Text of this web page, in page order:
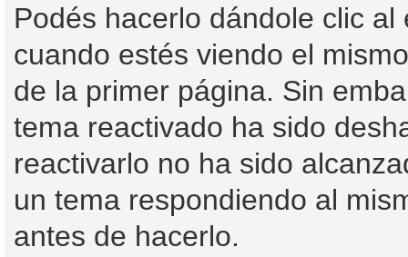
Podés hacerlo dándole clic
cuando estés viendo el
de la primer página. Sin
tema reactivado ha sido
reactivarlo no ha sido
un tema respondiendo al
antes de hacerlo.